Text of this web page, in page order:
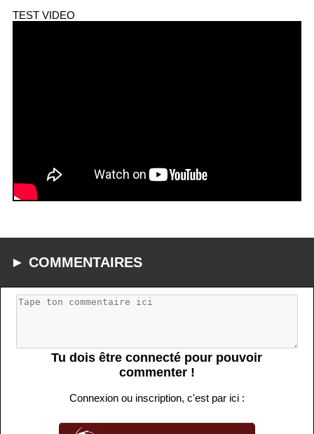
TEST VIDEO
► COMMENTAIRES
Tu dois être connecté pour pouvoir
commenter !
Connexion ou inscription, c'est par ici :